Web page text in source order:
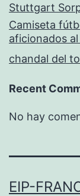
Stuttgart
Camiseta
aficionados
chandal del
Recent
No hay
EIP-